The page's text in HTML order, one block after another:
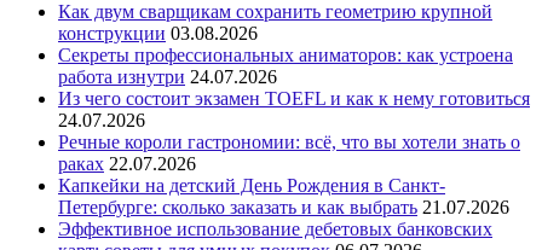
Как двум сварщикам сохранить геометрию крупной
конструкции 03.08.2026
Секреты профессиональных аниматоров: как устроена
работа изнутри 24.07.2026
Из чего состоит экзамен TOEFL и как к нему готовиться
24.07.2026
Речные короли гастрономии: всё, что вы хотели знать о
раках 22.07.2026
Капкейки на детский День Рождения в Санкт-
Петербурге: сколько заказать и как выбрать 21.07.2026
Эффективное использование дебетовых банковских